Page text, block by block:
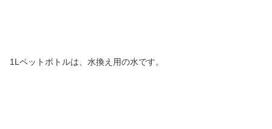
1Lペットボトルは、水換え用の水です。